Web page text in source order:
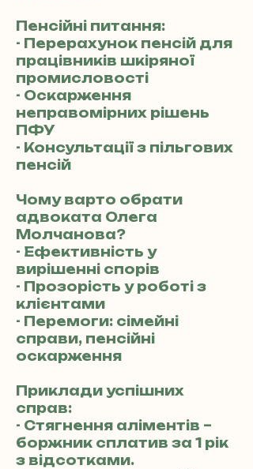
Пенсійні питання:
- Перерахунок пенсій для
працівників шкіряної
промисловості
- Оскарження
неправомірних рішень
ПФУ
- Консультації з пільгових
пенсій
Чому варто обрати
адвоката Олега
Молчанова?
- Ефективність у
вирішенні спорів
- Прозорість у роботі з
клієнтами
- Перемоги: сімейні
справи, пенсійні
оскарження
Приклади успішних
справ:
- Стягнення аліментів –
боржник сплатив за 1 рік
з відсотками.